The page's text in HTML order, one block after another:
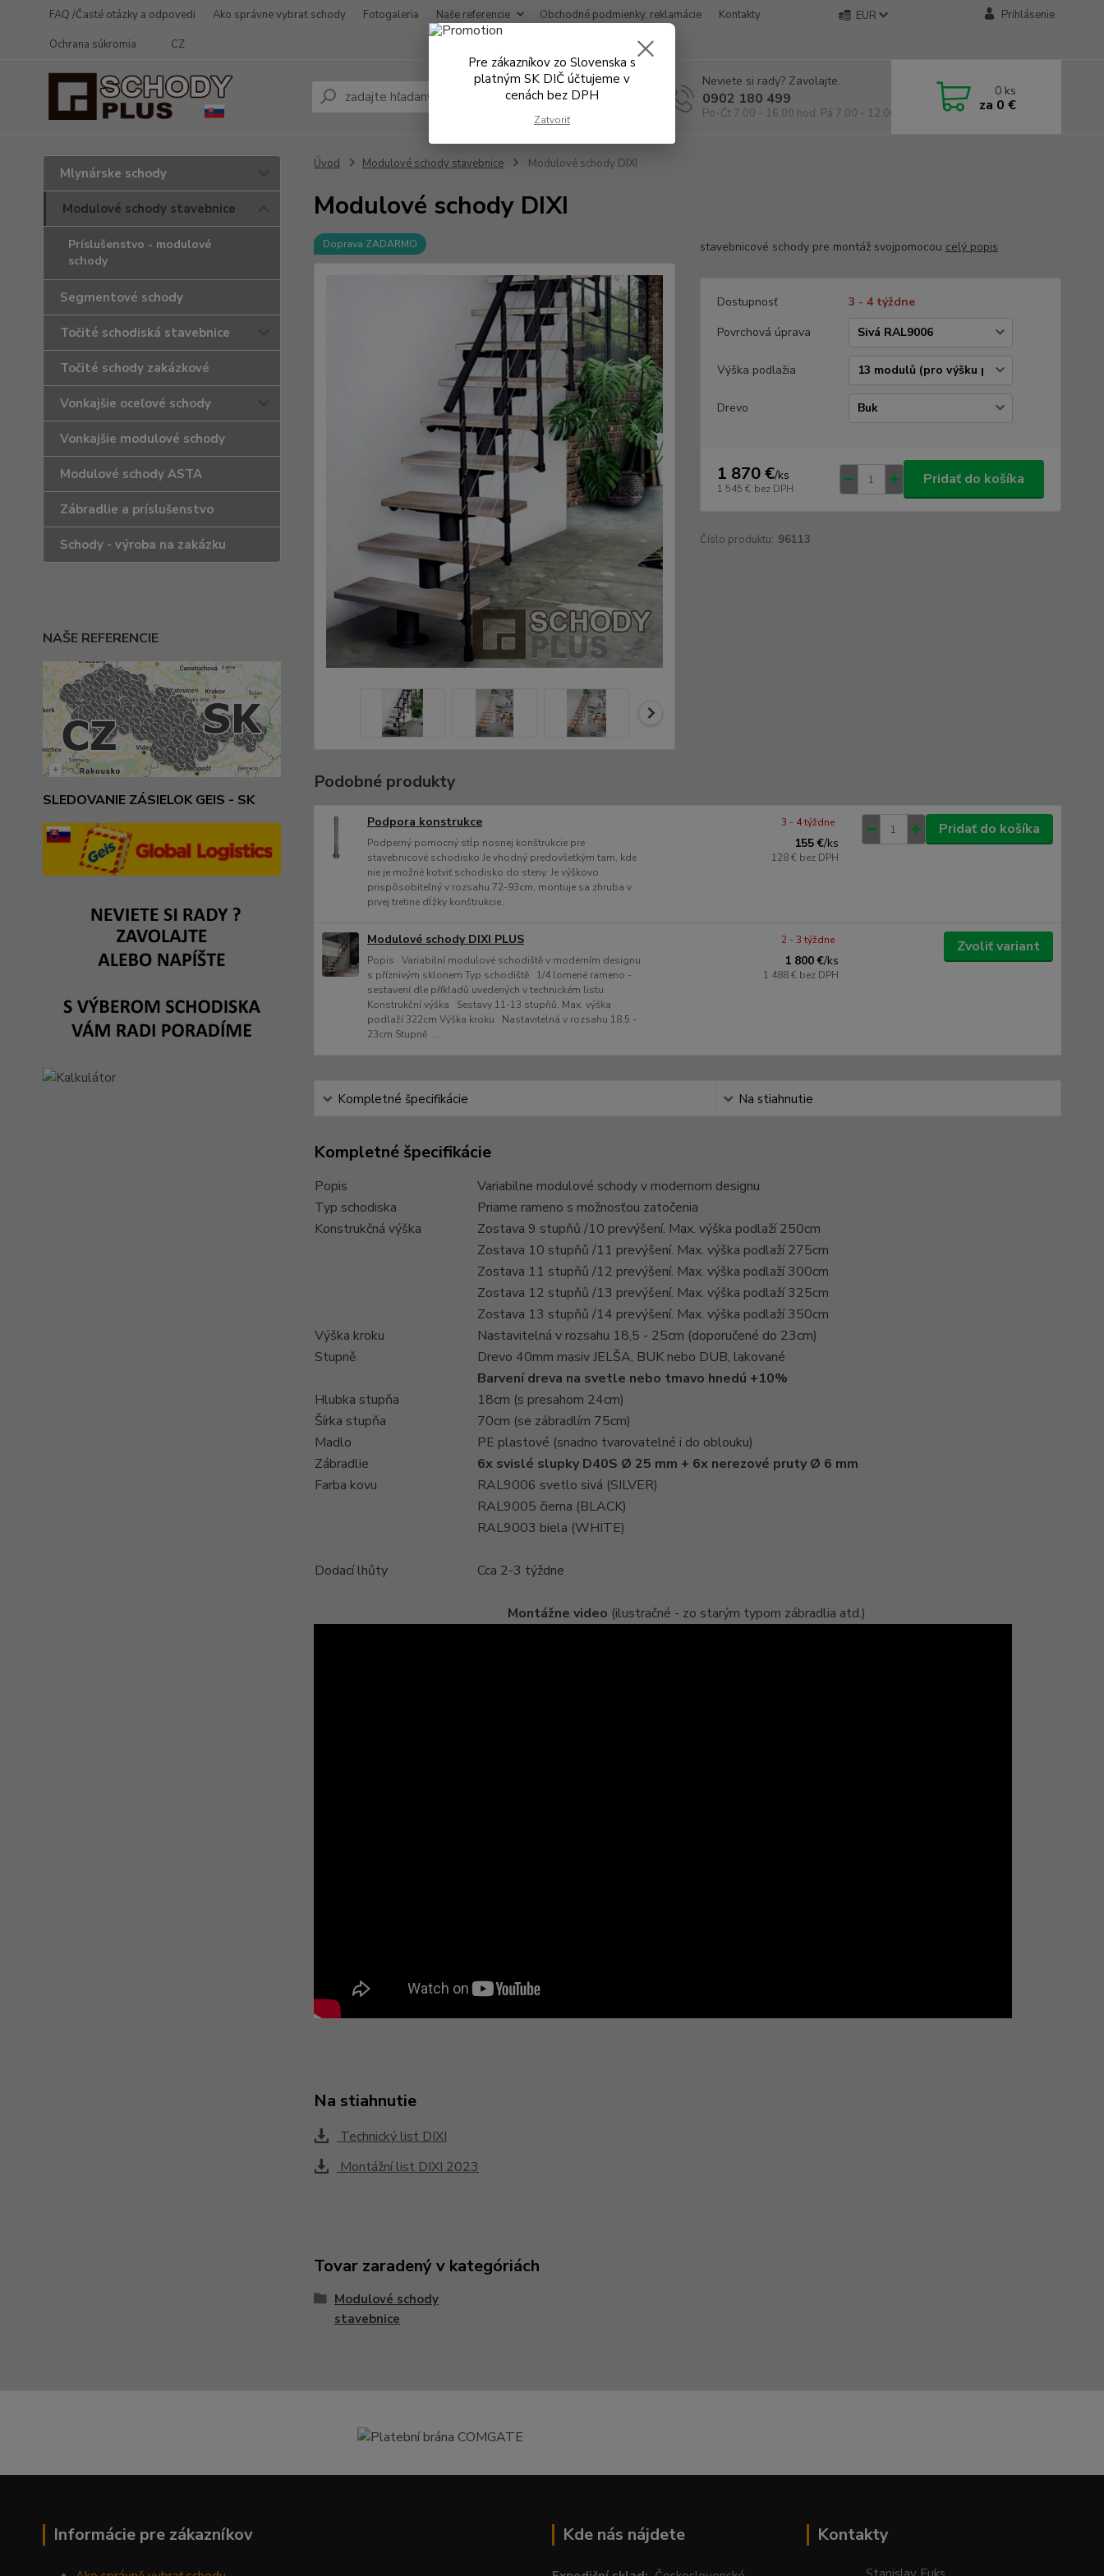
FAQ /Časté otázky a odpovedi Ako správne vybrať schody Fotogaleria Naše referencie Obchodné podmienky, reklamácie
Kontakty
Ochrana súkromia
CZ
EUR Prihlásenie
Hľadať
Neviete si rady? Zavolajte.
0902 180 499
Po-Čt 7.00 - 16.00 hod. Pá 7.00 - 12.00 hod.
0 ks
za 0 €
Mlynárske schody
Modulové schody stavebnice
Príslušenstvo - modulové
schody
Segmentové schody
Točité schodiská stavebnice
Točité schody zakázkové
Vonkajšie oceľové schody
Vonkajšie modulové schody
Modulové schody ASTA
Zábradlie a príslušenstvo
Schody - výroba na zakázku
NAŠE REFERENCIE
SLEDOVANIE ZÁSIELOK GEIS - SK
Úvod Modulové schody stavebnice Modulové schody DIXI
Modulové schody DIXI
Doprava ZADARMO stavebnicové schody pre montáž svojpomocou celý popis
Dostupnosť
3 - 4 týždne
Povrchová úprava
Výška podlažia
Drevo
1 870 €/ks
1 545 € bez DPH
Pridať do košíka
Číslo produktu: 96113
Podobné produkty
Podpora konstrukce
Podperný pomocný stĺp nosnej konštrukcie pre
stavebnicové schodisko Je vhodný predovšetkým tam, kde
nie je možné kotviť schodisko do steny. Je výškovo
prispôsobiteľný v rozsahu 72-93cm, montuje sa zhruba v
prvej tretine dĺžky konštrukcie.
155 €/ks
128 € bez DPH
3 - 4 týždne Pridať do košíka
Modulové schody DIXI PLUS
Popis Variabilní modulové schodiště v moderním designu
s příznivým sklonem Typ schodiště 1/4 lomené rameno -
sestavení dle příkladů uvedených v technickém listu
Konstrukční výška Sestavy 11-13 stupňů. Max. výška
podlaží 322cm Výška kroku Nastavitelná v rozsahu 18,5 -
23cm Stupně ...
1 800 €/ks
1 488 € bez DPH
2 - 3 týždne Zvoliť variant
Kompletné špecifikácie Na stiahnutie
Kompletné špecifikácie
Popis
Variabilne modulové schody v modernom designu
Typ schodiska
Priame rameno s možnosťou zatočenia
Konstrukčná výška
Zostava 9 stupňů /10 prevýšení. Max. výška podlaží 250cm
Zostava 10 stupňů /11 prevýšení. Max. výška podlaží 275cm
Zostava 11 stupňů /12 prevýšení. Max. výška podlaží 300cm
Zostava 12 stupňů /13 prevýšení. Max. výška podlaží 325cm
Zostava 13 stupňů /14 prevýšení. Max. výška podlaží 350cm
Výška kroku
Nastavitelná v rozsahu 18,5 - 25cm (doporučené do 23cm)
Stupně
Drevo 40mm masiv JELŠA, BUK nebo DUB, lakované
Barvení dreva na svetle nebo tmavo hnedú +10%
Hlubka stupňa
18cm (s presahom 24cm)
Šírka stupňa
70cm (se zábradlím 75cm)
Madlo
PE plastové (snadno tvarovatelné i do oblouku)
Zábradlie
6x svislé slupky D40S Ø 25 mm + 6x nerezové pruty Ø 6 mm
Farba kovu
RAL9006 svetlo sivá (SILVER)
RAL9005 čierna (BLACK)
RAL9003 biela (WHITE)
Dodací lhůty Cca 2-3 týždne
Montážne video (ilustračné - zo starým typom zábradlia atd.)
Na stiahnutie
Technický list DIXI
Montážní list DIXI 2023
Tovar zaradený v kategóriách
Modulové schody
stavebnice
Informácie pre zákazníkov Kde nás nájdete Kontakty
Pre zákazníkov zo Slovenska s
platným SK DIČ účtujeme v
cenách bez DPH
Zatvoriť